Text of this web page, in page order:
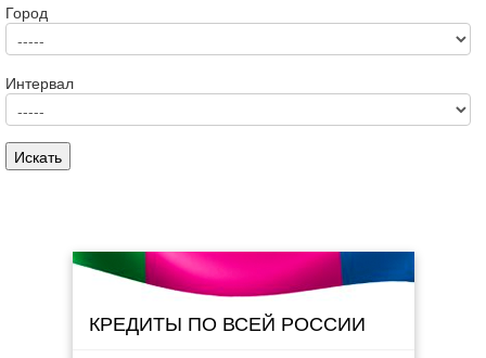
Город
Интервал
КРЕДИТЫ ПО ВСЕЙ РОССИИ